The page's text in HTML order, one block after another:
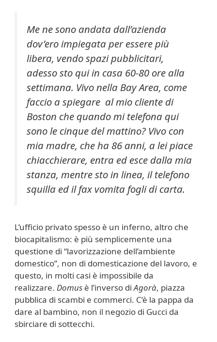
Me ne sono andata dall’azienda
dov’ero impiegata per essere più
libera, vendo spazi pubblicitari,
adesso sto qui in casa 60-80 ore alla
settimana. Vivo nella Bay Area, come
faccio a spiegare al mio cliente di
Boston che quando mi telefona qui
sono le cinque del mattino? Vivo con
mia madre, che ha 86 anni, a lei piace
chiacchierare, entra ed esce dalla mia
stanza, mentre sto in linea, il telefono
squilla ed il fax vomita fogli di carta.
L’ufficio privato spesso è un inferno, altro che
biocapitalismo: è più semplicemente una
questione di “lavorizzazione dell’ambiente
domestico”, non di domesticazione del lavoro, e
questo, in molti casi è impossibile da
realizzare. Domus è l’inverso diAgorà, piazza
pubblica di scambi e commerci. C’è la pappa da
dare al bambino, non il negozio di Gucci da
sbirciare di sottecchi.